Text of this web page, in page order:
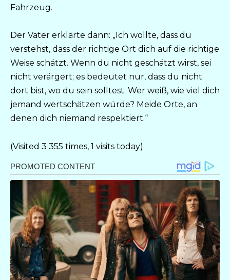
Fahrzeug.
Der Vater erklärte dann: „Ich wollte, dass du
verstehst, dass der richtige Ort dich auf die richtige
Weise schätzt. Wenn du nicht geschätzt wirst, sei
nicht verärgert; es bedeutet nur, dass du nicht
dort bist, wo du sein solltest. Wer weiß, wie viel dich
jemand wertschätzen würde? Meide Orte, an
denen dich niemand respektiert.“
(Visited 3 355 times, 1 visits today)